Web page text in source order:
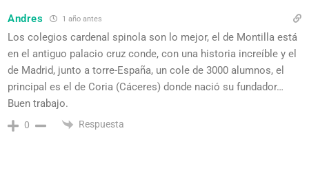
Andres 1 año antes
Los colegios cardenal spinola son lo mejor, el de Montilla está
en el antiguo palacio cruz conde, con una historia increíble y el
de Madrid, junto a torre-España, un cole de 3000 alumnos, el
principal es el de Coria (Cáceres) donde nació su fundador…
Buen trabajo.
0 Respuesta